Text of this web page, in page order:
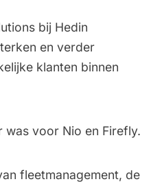
bij Hedin
en verder
klanten binnen
voor Nio en Firefly.
fleetmanagement, de